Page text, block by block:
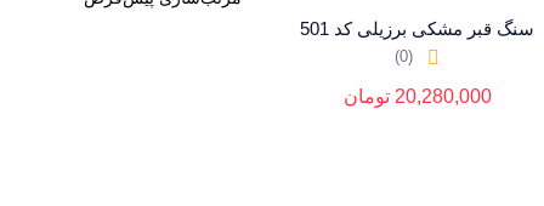
سنگ قبر مشکی برزیلی کد 501
(0)
20,280,000 تومان